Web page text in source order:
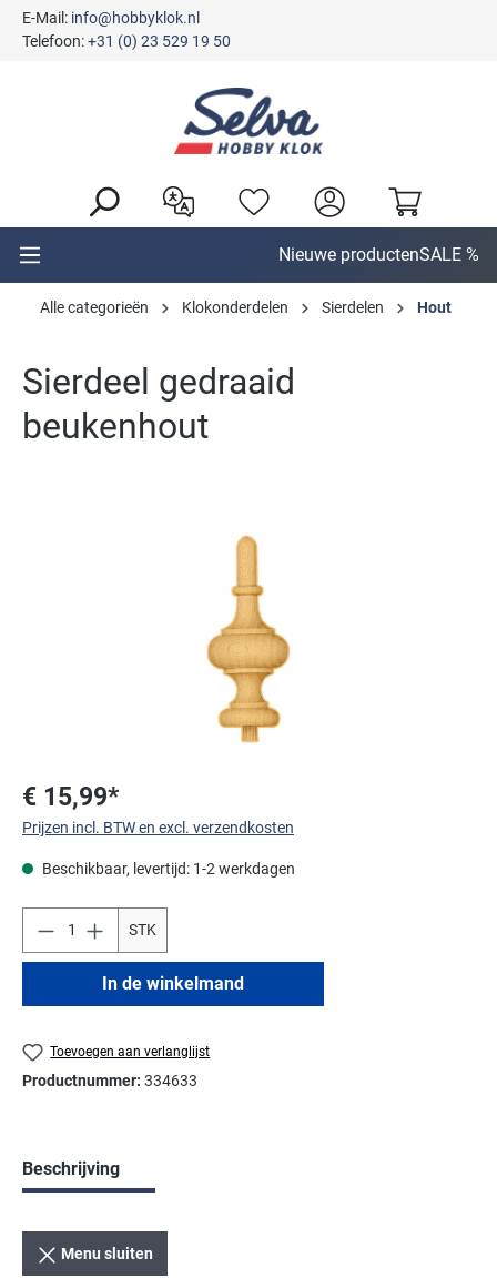
E-Mail: info@hobbyklok.nl
Telefoon:+31 (0) 23 529 19 50
Nieuwe productenSALE %
Alle categorieën Klokonderdelen Sierdelen Hout
Sierdeel gedraaid
beukenhout
€ 15,99*
Prijzen incl. BTW en excl. verzendkosten
Beschikbaar, levertijd: 1-2 werkdagen
STK
In de winkelmand
Toevoegen aan verlanglijst
Productnummer: 334633
Beschrijving
Menu sluiten